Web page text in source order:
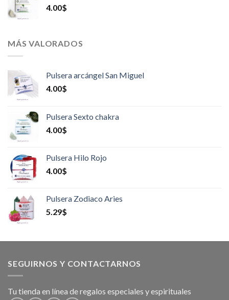
4.00$
MÁS VALORADOS
Pulsera arcángel San Miguel
4.00$
Pulsera Sexto chakra
4.00$
Pulsera Hilo Rojo
4.00$
Pulsera Zodiaco Aries
5.29$
SEGUIRNOS Y CONTACTARNOS
Tu tienda en línea de regalos especiales y espirituales